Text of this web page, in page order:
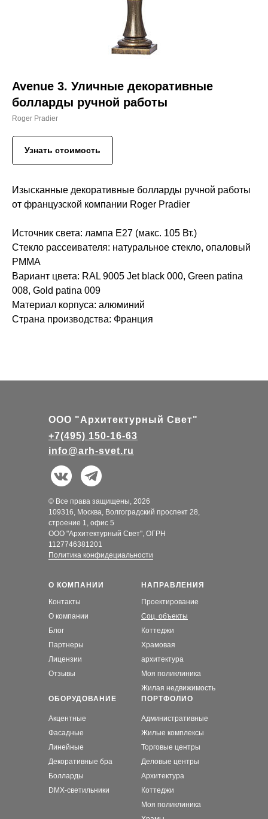
Avenue 3. Уличные декоративные
болларды ручной работы
Roger Pradier
Узнать стоимость
Изысканные декоративные болларды ручной работы
от французской компании Roger Pradier
Источник света: лампа E27 (макс. 105 Вт.)
Стекло рассеивателя: натуральное стекло, опаловый
PMMA
Вариант цвета: RAL 9005 Jet black 000, Green patina
008, Gold patina 009
Материал корпуса: алюминий
Страна производства: Франция
НАПРАВЛЕНИЯ
Проектирование
Соц. объекты
Коттеджи
Храмовая
архитектура
Моя поликлиника
Жилая недвижимость
ОБОРУДОВАНИЕ
Акцентные
Фасадные
Линейные
Декоративные бра
Болларды
DMX-светильники
О КОМПАНИИ
Административные
Жилые комплексы
Торговые центры
Деловые центры
Архитектура
Коттеджи
Моя поликлиника
© Все права защищены, 2026
109316, Москва, Волгоградский проспект 28,
строение 1, офис 5
ООО "Архитектурный Свет", ОГРН
1127746381201
Политика конфидециальности
ПОРТФОЛИО
Контакты
О компании
Блог
Партнеры
Лицензии
Отзывы
+7(495) 150-16-63
info@arh-svet.ru
ООО "Архитектурный Свет"